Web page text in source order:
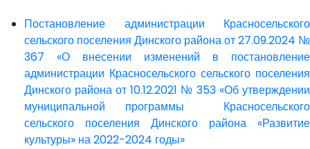
Постановление администрации Красносельского
сельского поселения Динского района от 27.09.2024 №
367 «О внесении изменений в постановление
администрации Красносельского сельского поселения
Динского района от 10.12.2021 № 353 «Об утверждении
муниципальной программы Красносельского
сельского поселения Динского района «Развитие
культуры» на 2022-2024 годы»